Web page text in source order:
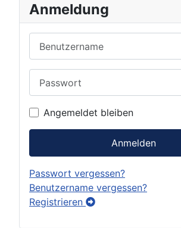
Anmeldung
Angemeldet bleiben
Anmelden
Passwort vergessen?
Benutzername vergessen?
Registrieren